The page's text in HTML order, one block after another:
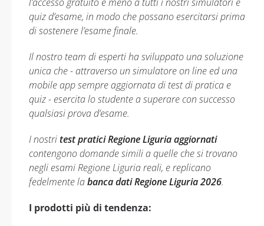
quiz d’esame, in modo che possano esercitarsi prima
di sostenere l’esame finale.
Il nostro team di esperti ha sviluppato una soluzione
unica che - attraverso un simulatore on line ed una
mobile app sempre aggiornata di test di pratica e
quiz - esercita lo studente a superare con successo
qualsiasi prova d’esame.
I nostri test pratici Regione Liguria aggiornati
contengono domande simili a quelle che si trovano
negli esami Regione Liguria reali, e replicano
fedelmente labanca dati Regione Liguria 2026.
I prodotti più di tendenza: